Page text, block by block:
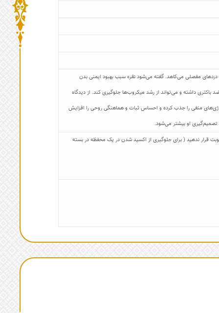
دردهای مفصلی می‌کاهد. گفته می‌شود نقره سبب بهبود ایمنی بدن
داشته و می‌تواند از رشد میکروب‌ها جلوگیری کند. از دیدگاه
منفی را جذب کرده و احساس ثبات و هماهنگی روحی را افزایش
تصمیم‌گیری او بیشتر می‌شود.
قرار ندهید ( برای جلوگیری از اکسید شدن در یک محفظه در بسته